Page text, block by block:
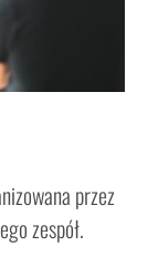
przez
zespół.